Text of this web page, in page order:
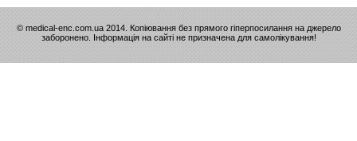
© medical-enc.com.ua 2014. Копіювання без прямого гіперпосилання на джерело
заборонено. Інформація на сайті не призначена для самолікування!